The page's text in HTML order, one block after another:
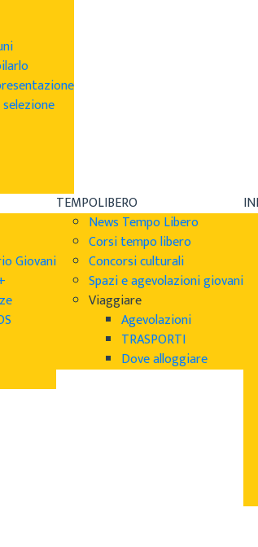
Giovani
TEMPOLIBERO
News Tempo Libero
Corsi tempo libero
Concorsi culturali
Spazi e agevolazioni giovani
Viaggiare
Agevolazioni
TRASPORTI
Dove alloggiare